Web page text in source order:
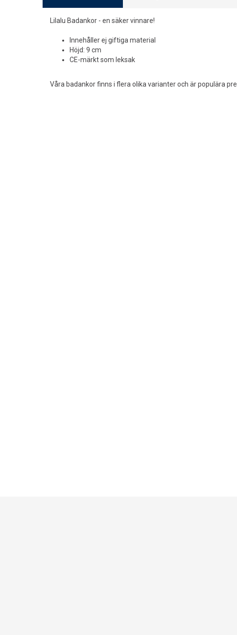
Lilalu Badankor - en säker vinnare!
Innehåller ej giftiga material
Höjd: 9 cm
CE-märkt som leksak
Våra badankor finns i flera olika varianter och är populära